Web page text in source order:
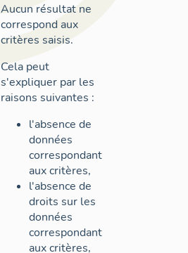
Aucun résultat ne
correspond aux
critères saisis.
Cela peut
s'expliquer par les
raisons suivantes :
l'absence de
données
correspondant
aux critères,
l'absence de
droits sur les
données
correspondant
aux critères,